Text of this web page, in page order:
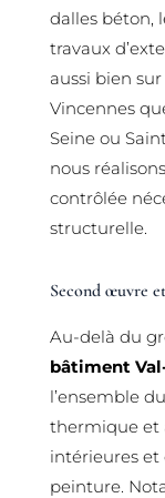
dalles béton,
travaux
aussi bien
Vincennes
Seine ou
nous
contrôlée
structurelle.
Second œuvre
Au-delà du
bâtiment
l’ensemble
thermique et
intérieures et
peinture.